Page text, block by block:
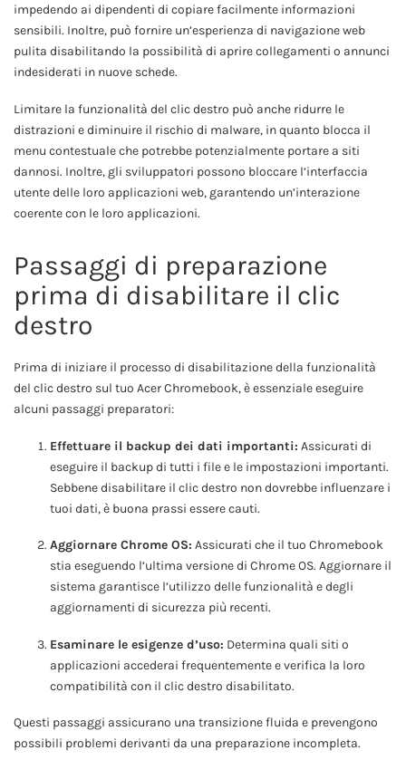
impedendo ai dipendenti di copiare facilmente informazioni
sensibili. Inoltre, può fornire un’esperienza di navigazione web
pulita disabilitando la possibilità di aprire collegamenti o annunci
indesiderati in nuove schede.
Limitare la funzionalità del clic destro può anche ridurre le
distrazioni e diminuire il rischio di malware, in quanto blocca il
menu contestuale che potrebbe potenzialmente portare a siti
dannosi. Inoltre, gli sviluppatori possono bloccare l’interfaccia
utente delle loro applicazioni web, garantendo un’interazione
coerente con le loro applicazioni.
Passaggi di preparazione
prima di disabilitare il clic
destro
Prima di iniziare il processo di disabilitazione della funzionalità
del clic destro sul tuo Acer Chromebook, è essenziale eseguire
alcuni passaggi preparatori:
Effettuare il backup dei dati importanti: Assicurati di
eseguire il backup di tutti i file e le impostazioni importanti.
Sebbene disabilitare il clic destro non dovrebbe influenzare i
tuoi dati, è buona prassi essere cauti.
Aggiornare Chrome OS: Assicurati che il tuo Chromebook
stia eseguendo l’ultima versione di Chrome OS. Aggiornare il
sistema garantisce l’utilizzo delle funzionalità e degli
aggiornamenti di sicurezza più recenti.
Esaminare le esigenze d’uso: Determina quali siti o
applicazioni accederai frequentemente e verifica la loro
compatibilità con il clic destro disabilitato.
Questi passaggi assicurano una transizione fluida e prevengono
possibili problemi derivanti da una preparazione incompleta.